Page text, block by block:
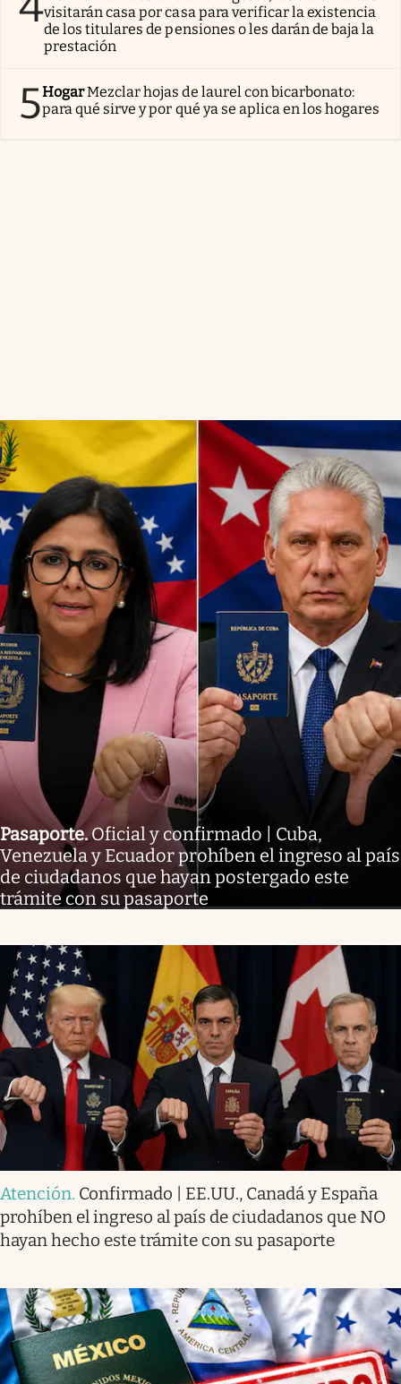
visitarán casa por casa para verificar la existencia
de los titulares de pensiones o les darán de baja la
prestación
5HogarMezclar hojas de laurel con bicarbonato:
para qué sirve y por qué ya se aplica en los hogares
Pasaporte.Oficial y confirmado | Cuba,
Venezuela y Ecuador prohíben el ingreso al país
de ciudadanos que hayan postergado este
trámite con su pasaporte
Atención. Confirmado | EE.UU., Canadá y España
prohíben el ingreso al país de ciudadanos que NO
hayan hecho este trámite con su pasaporte